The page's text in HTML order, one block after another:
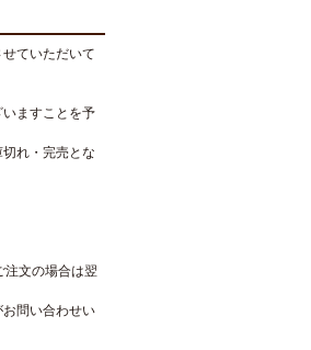
ていただいて
ますことを予
れ・完売とな
注文の場合は翌
問い合わせい